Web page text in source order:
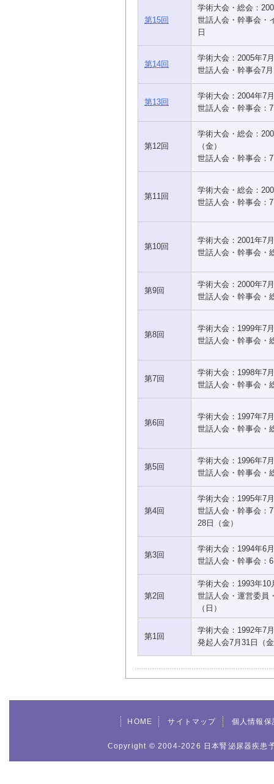
第15回
学術大会・総会：
世話人会・幹事会・
日
第14回
学術大会：2005年7
世話人会・幹事会7
第13回
学術大会：2004年7
世話人会・幹事会：
第12回
学術大会・総会：
（金）
世話人会・幹事会：
第11回
学術大会・総会：
世話人会・幹事会：
第10回
学術大会：2001年7
世話人会・幹事会・
第9回
学術大会：2000年7
世話人会・幹事会・
第8回
学術大会：1999年7
世話人会・幹事会・
第7回
学術大会：1998年7
世話人会・幹事会・
第6回
学術大会：1997年7
世話人会・幹事会・
第5回
学術大会：1996年7
世話人会・幹事会・
第4回
学術大会：1995年7
世話人会・幹事会：
28日（金）
第3回
学術大会：1994年6
世話人会・幹事会：
第2回
学術大会：1993年10
世話人会・運営委員
（日）
第1回
学術大会：1992年7
発起人会7月31日（
HOME サイトマップ 個人情報保
Copyright © 2004-2026 日本腎泌尿器疾患